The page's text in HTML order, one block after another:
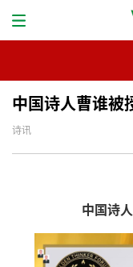
中国诗人曹谁被
诗讯
中国诗